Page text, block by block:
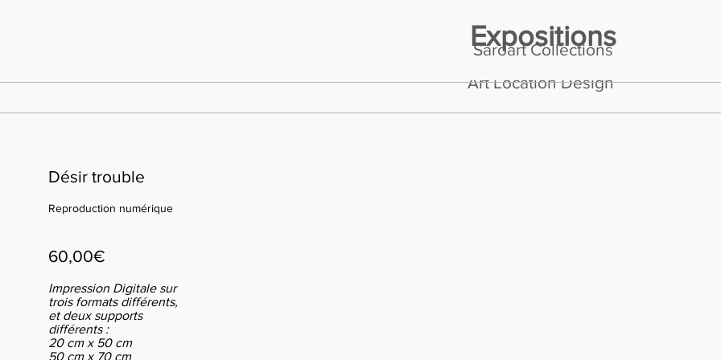
Saroart Collections
Expositions
Art Location Design
Désir trouble
Reproduction numérique
60,00€
Impression Digitale sur
trois formats différents,
et deux supports
différents :
20 cm x 50 cm
50 cm x 70 cm